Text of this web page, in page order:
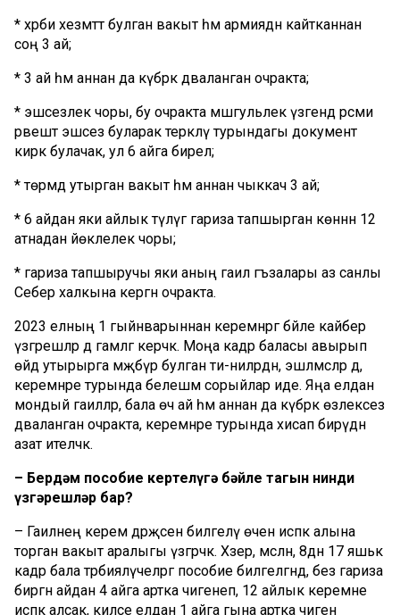
* хәрби хезмәттә булган вакыт һәм армиядән кайтканнан
соң 3 ай;
* 3 ай һәм аннан да күбрәк дәваланган очракта;
* эшсезлек чоры, бу очракта мәшгульлек үзәгендә рәсми
рәвештә эшсез буларак теркәлү турындагы документ
кирәк булачак, ул 6 айга бирелә;
* төрмәдә утырган вакыт һәм аннан чыккач 3 ай;
* 6 айдан яки айлык түләүгә гариза тапшырган көннән 12
атнадан йөклелек чоры;
* гариза тапшыручы яки аның гаилә әгъзалары аз санлы
Себер халкына кергән очракта.
2023 елның 1 гыйнварыннан керемнәргә бәйле кайбер
үзгәрешләр дә гамәлгә керәчәк. Моңа кадәр баласы авырып
өйдә утырырга мәҗбүр булган әти-әниләрдән, эшләмәсәләр дә,
керемнәре турында белешмә сорыйлар иде. Яңа елдан
мондый гаиләләр, бала өч ай һәм аннан да күбрәк өзлексез
дәваланган очракта, керемнәре турында хисап бирүдән
азат ителәчәк.
– Бердәм пособие кертелүгә бәйле тагын нинди
үзгәрешләр бар?
– Гаиләнең керем дәрәҗәсен билгеләү өчен исәпкә алына
торган вакыт аралыгы үзгәрәчәк. Хәзер, мәсәлән, 8дән 17 яшькә
кадәр бала тәрбияләүчеләргә пособие билгеләгәндә, без гариза
биргән айдан 4 айга артка чигенеп, 12 айлык керемне
исәпкә алсак, киләсе елдан 1 айга гына артка чигенә